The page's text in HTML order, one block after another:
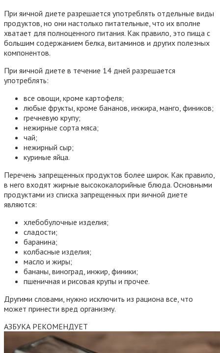
При яичной диете разрешается употреблять отдельные виды
продуктов, но они настолько питательные, что их вполне
хватает для полноценного питания. Как правило, это пища с
большим содержанием белка, витаминов и других полезных
компонентов.
При яичной диете в течение 14 дней разрешается
употреблять:
все овощи, кроме картофеля;
любые фрукты, кроме бананов, инжира, манго, фиников;
гречневую крупу;
нежирные сорта мяса;
чай;
нежирный сыр;
куриные яйца.
Перечень запрещенных продуктов более широк. Как правило,
в него входят жирные высококалорийные блюда. Основными
продуктами из списка запрещенных при яичной диете
являются:
хлебобулочные изделия;
сладости;
баранина;
колбасные изделия;
масло и жиры;
бананы, виноград, инжир, финики;
пшеничная и рисовая крупы и прочее.
Другими словами, нужно исключить из рациона все, что
может принести вред организму.
АЗБУКА РЕКОМЕНДУЕТ